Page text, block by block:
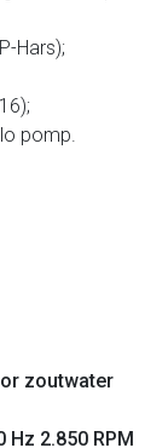
Hars);
pomp.
zoutwater
Hz 2.850 RPM